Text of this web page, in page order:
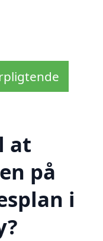
at
på
i